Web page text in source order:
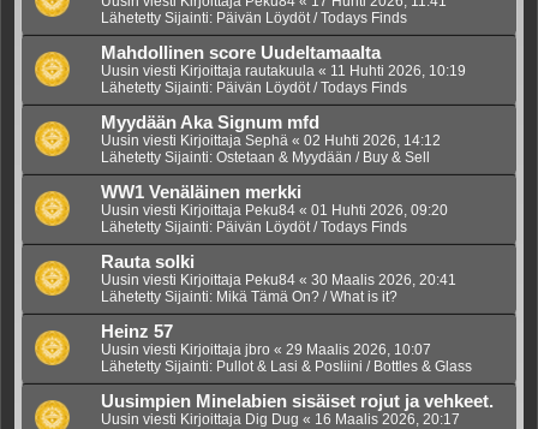
Lähetetty Sijainti: Päivän Löydöt / Todays Finds
Mahdollinen score Uudeltamaalta
Uusin viesti Kirjoittaja rautakuula « 11 Huhti 2026, 10:19
Lähetetty Sijainti: Päivän Löydöt / Todays Finds
Myydään Aka Signum mfd
Uusin viesti Kirjoittaja Sephä « 02 Huhti 2026, 14:12
Lähetetty Sijainti: Ostetaan & Myydään / Buy & Sell
WW1 Venäläinen merkki
Uusin viesti Kirjoittaja Peku84 « 01 Huhti 2026, 09:20
Lähetetty Sijainti: Päivän Löydöt / Todays Finds
Rauta solki
Uusin viesti Kirjoittaja Peku84 « 30 Maalis 2026, 20:41
Lähetetty Sijainti: Mikä Tämä On? / What is it?
Heinz 57
Uusin viesti Kirjoittaja jbro « 29 Maalis 2026, 10:07
Lähetetty Sijainti: Pullot & Lasi & Posliini / Bottles & Glass
Uusimpien Minelabien sisäiset rojut ja vehkeet.
Uusin viesti Kirjoittaja Dig Dug « 16 Maalis 2026, 20:17